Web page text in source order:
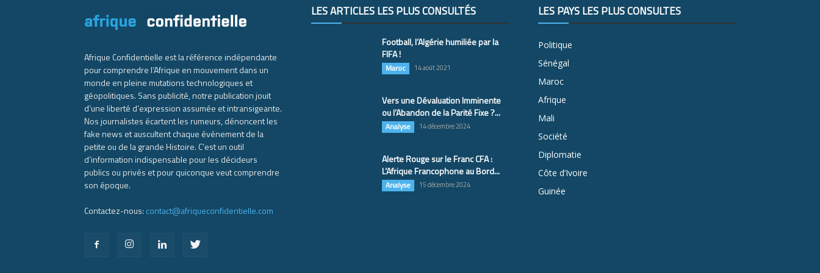
Afrique Confidentielle est la référence indépendante
pour comprendre l’Afrique en mouvement dans un
monde en pleine mutations technologiques et
géopolitiques. Sans publicité, notre publication jouit
d’une liberté d’expression assumée et intransigeante.
Nos journalistes écartent les rumeurs, dénoncent les
fake news et auscultent chaque événement de la
petite ou de la grande Histoire. C’est un outil
d’information indispensable pour les décideurs
publics ou privés et pour quiconque veut comprendre
son époque.
Contactez-nous: contact@afriqueconfidentielle.com
LES ARTICLES LES PLUS CONSULTÉS
Football, l’Algérie humiliée par la
FIFA !
Maroc 14 août 2021
Vers une Dévaluation Imminente
ou l’Abandon de la Parité Fixe ?...
Analyse 14 décembre 2024
Alerte Rouge sur le Franc CFA :
L’Afrique Francophone au Bord...
Analyse 15 décembre 2024
LES PAYS LES PLUS CONSULTÉS
Politique
Sénégal
Maroc
Afrique
Mali
Société
Diplomatie
Côte d’Ivoire
Guinée